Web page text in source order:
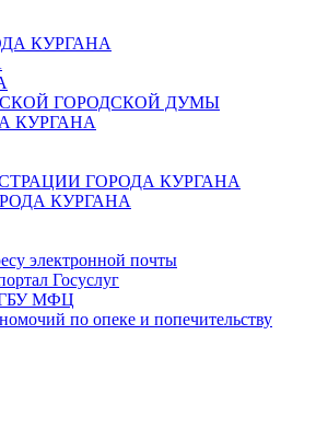
КУРГАНА
ГОРОДСКОЙ ДУМЫ
КУРГАНА
ГОРОДА КУРГАНА
КУРГАНА
электронной почты
Госуслуг
ГБУ МФЦ
по опеке и попечительству